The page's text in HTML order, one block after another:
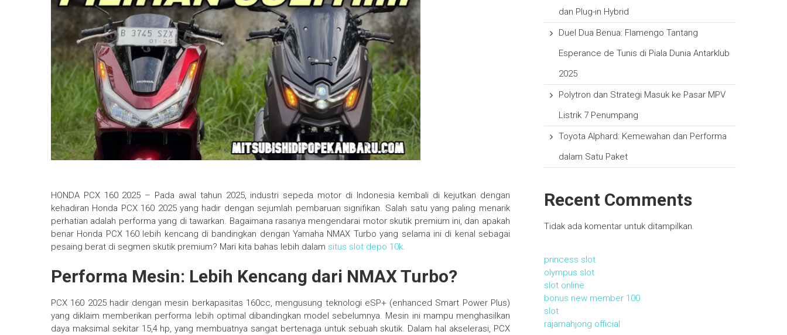
HONDA PCX 160 2025 – Pada awal tahun 2025, industri sepeda motor di Indonesia kembali di kejutkan dengan
kehadiran Honda PCX 160 2025 yang hadir dengan sejumlah pembaruan signifikan. Salah satu yang paling menarik
perhatian adalah performa yang di tawarkan. Bagaimana rasanya mengendarai motor skutik premium ini, dan apakah
benar Honda PCX 160 lebih kencang di bandingkan dengan Yamaha NMAX Turbo yang selama ini di kenal sebagai
pesaing berat di segmen skutik premium? Mari kita bahas lebih dalam situs slot depo 10k.
Performa Mesin: Lebih Kencang dari NMAX Turbo?
PCX 160 2025 hadir dengan mesin berkapasitas 160cc, mengusung teknologi eSP+ (enhanced Smart Power Plus)
yang diklaim memberikan performa lebih optimal dibandingkan model sebelumnya. Mesin ini mampu menghasilkan
daya maksimal sekitar 15,4 hp, yang membuatnya sangat bertenaga untuk sebuah skutik. Dalam hal akselerasi, PCX
dan Plug-in Hybrid
Duel Dua Benua: Flamengo Tantang
Esperance de Tunis di Piala Dunia Antarklub
2025
Polytron dan Strategi Masuk ke Pasar MPV
Listrik 7 Penumpang
Toyota Alphard: Kemewahan dan Performa
dalam Satu Paket
Recent Comments
Tidak ada komentar untuk ditampilkan.
princess slot
olympus slot
slot online
bonus new member 100
slot
rajamahjong official